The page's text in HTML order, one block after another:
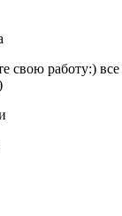
свою работу:) все